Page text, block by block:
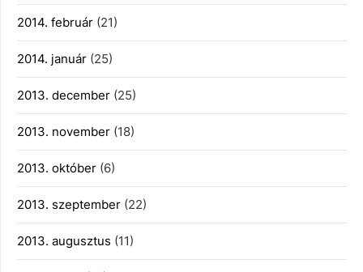
2014. február (21)
2014. január (25)
2013. december (25)
2013. november (18)
2013. október (6)
2013. szeptember (22)
2013. augusztus (11)